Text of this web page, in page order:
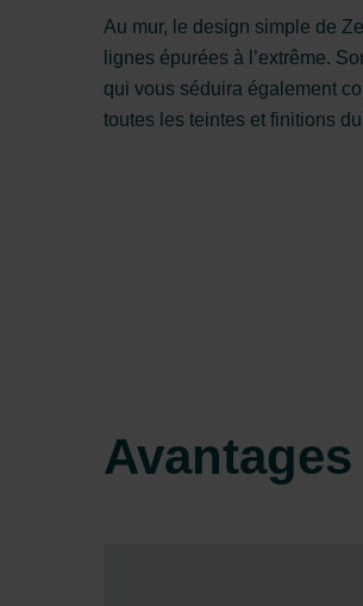
Au mur, le design simple de
lignes épurées à l’extrême.
qui vous séduira également
toutes les teintes et finitions
Avantages